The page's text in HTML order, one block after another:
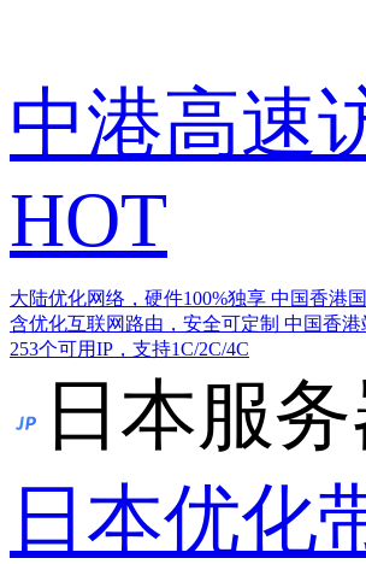
中港高速
HOT
大陆优化网络，硬件100%独享 中国香港
含优化互联网路由，安全可定制 中国香港
253个可用IP，支持1C/2C/4C
日本服
日本优化